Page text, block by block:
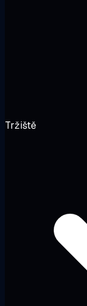
Tržiště